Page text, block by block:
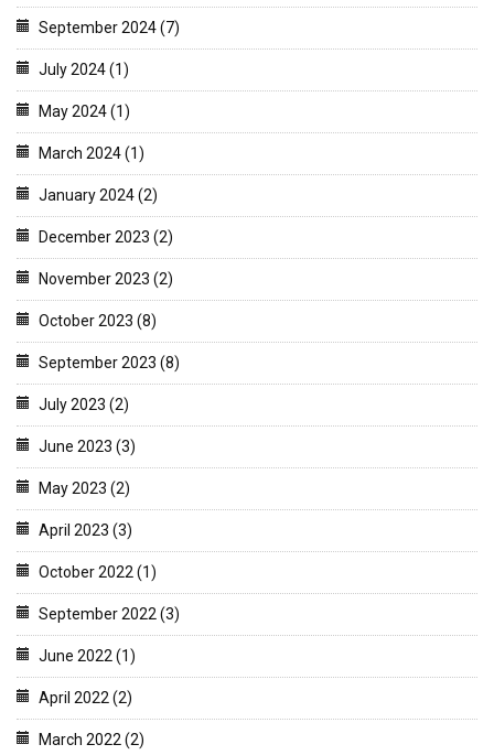
September 2024 (7)
July 2024 (1)
May 2024 (1)
March 2024 (1)
January 2024 (2)
December 2023 (2)
November 2023 (2)
October 2023 (8)
September 2023 (8)
July 2023 (2)
June 2023 (3)
May 2023 (2)
April 2023 (3)
October 2022 (1)
September 2022 (3)
June 2022 (1)
April 2022 (2)
March 2022 (2)